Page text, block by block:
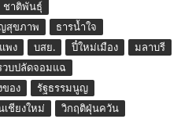
ชาติพันธุ์
สุขภาพ
ธารน้ำใจ
พง บสย. ปี๋ใหม่เมือง
มลาบรี
วบปลัดจอมแฉ
ของ
รัฐธรรมนูญ
เชียงใหม่
วิกฤติฝุ่นควัน